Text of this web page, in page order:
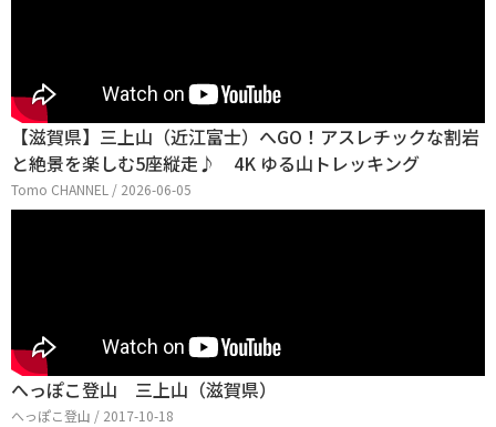
【滋賀県】三上山（近江富士）へGO！アスレチックな割岩
と絶景を楽しむ5座縦走♪ 4K ゆる山トレッキング
Tomo CHANNEL / 2026-06-05
へっぽこ登山 三上山（滋賀県）
へっぽこ登山 / 2017-10-18